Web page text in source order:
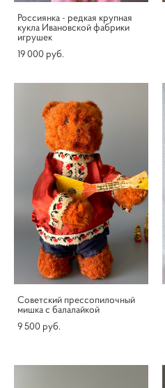
Россиянка - редкая крупная
кукла Ивановской фабрики
игрушек
19 000 pуб.
Советский прессопилочный
мишка с балалайкой
9 500 pуб.